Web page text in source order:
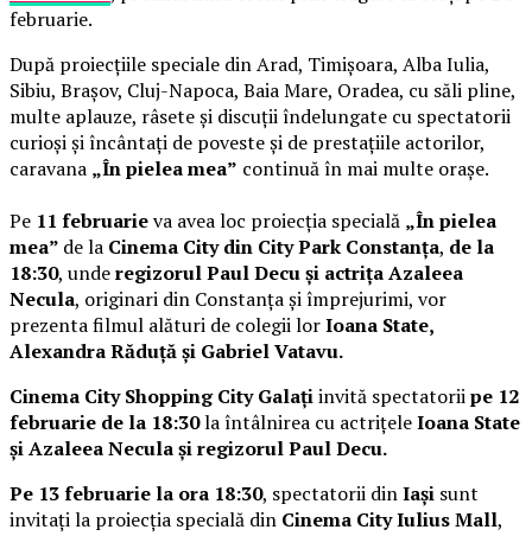
februarie.
După proiecțiile speciale din Arad, Timișoara, Alba Iulia,
Sibiu, Brașov, Cluj-Napoca, Baia Mare, Oradea, cu săli pline,
multe aplauze, râsete și discuții îndelungate cu spectatorii
curioși și încântați de poveste și de prestațiile actorilor,
caravana „În pielea mea” continuă în mai multe orașe.
Pe 11 februarieva avea loc proiecția specială „În pielea
mea” de la Cinema City din City Park Constanța, de la
18:30, underegizorul Paul Decu și actrița Azaleea
Necula, originari din Constanța și împrejurimi, vor
prezenta filmul alături de colegii lorIoana State,
Alexandra Răduță și Gabriel Vatavu.
Cinema City Shopping City Galațiinvită spectatoriipe 12
februarie de la 18:30la întâlnirea cu actrițeleIoana State
și Azaleea Necula și regizorul Paul Decu.
Pe 13 februarie la ora 18:30, spectatorii dinIași sunt
invitați la proiecția specială din Cinema City Iulius Mall,